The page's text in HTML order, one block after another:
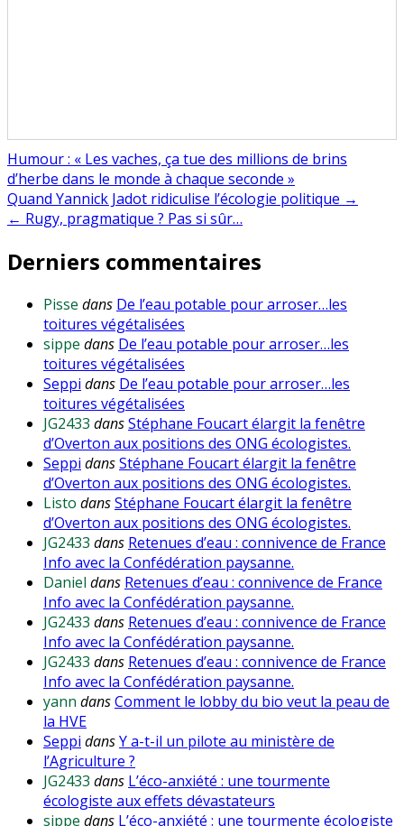
Humour : « Les vaches, ça tue des millions de brins
d’herbe dans le monde à chaque seconde »
Navigation
de
l’article
Quand Yannick Jadot ridiculise l’écologie politique →
← Rugy, pragmatique ? Pas si sûr…
Derniers commentaires
Pisse dans De l’eau potable pour arroser…les
toitures végétalisées
sippe dans De l’eau potable pour arroser…les
toitures végétalisées
Seppi dans De l’eau potable pour arroser…les
toitures végétalisées
JG2433 dansStéphane Foucart élargit la fenêtre
d’Overton aux positions des ONG écologistes.
Seppi dansStéphane Foucart élargit la fenêtre
d’Overton aux positions des ONG écologistes.
Listo dansStéphane Foucart élargit la fenêtre
d’Overton aux positions des ONG écologistes.
JG2433 dans Retenues d’eau : connivence de France
Info avec la Confédération paysanne.
Daniel dans Retenues d’eau : connivence de France
Info avec la Confédération paysanne.
JG2433 dans Retenues d’eau : connivence de France
Info avec la Confédération paysanne.
JG2433 dans Retenues d’eau : connivence de France
Info avec la Confédération paysanne.
yann dansComment le lobby du bio veut la peau de
la HVE
Seppi dansY a-t-il un pilote au ministère de
l’Agriculture ?
JG2433 dans L’éco-anxiété : une tourmente
écologiste aux effets dévastateurs
sippe dans L’éco-anxiété : une tourmente écologiste